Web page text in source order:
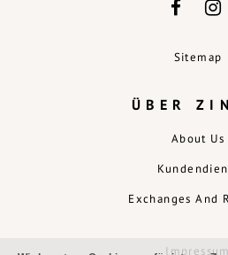
ÜBER
About Us
Exchanges And
Impressum
Sitemap